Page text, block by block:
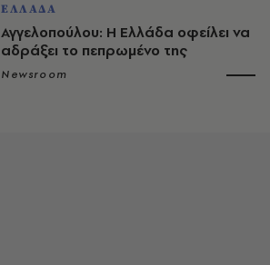
ΕΛΛΑΔΑ
Αγγελοπούλου: Η Ελλάδα οφείλει να
αδράξει το πεπρωμένο της
Newsroom